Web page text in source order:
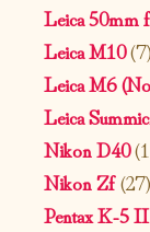
Leica
Leica M10(7)
Leica M6
Leica
Nikon D40
Nikon Zf(27)
Pentax K-5